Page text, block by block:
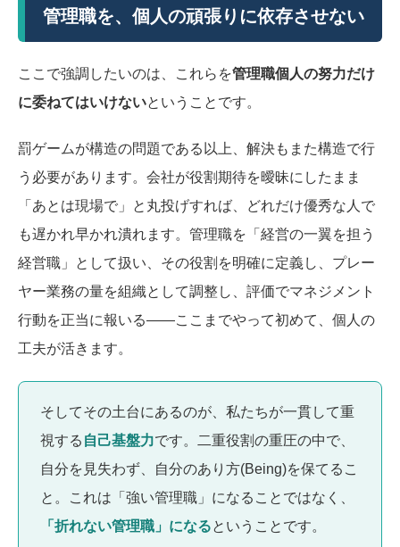
管理職を、個人の頑張りに依存させない
ここで強調したいのは、これらを管理職個人の努力だけ
に委ねてはいけないということです。
罰ゲームが構造の問題である以上、解決もまた構造で行
う必要があります。会社が役割期待を曖昧にしたまま
「あとは現場で」と丸投げすれば、どれだけ優秀な人で
も遅かれ早かれ潰れます。管理職を「経営の一翼を担う
経営職」として扱い、その役割を明確に定義し、プレー
ヤー業務の量を組織として調整し、評価でマネジメント
行動を正当に報いる――ここまでやって初めて、個人の
工夫が活きます。
そしてその土台にあるのが、私たちが一貫して重
視する 自己基盤力です。二重役割の重圧の中で、
自分を見失わず、自分のあり方(Being)を保てるこ
と。これは「強い管理職」になることではなく、
「折れない管理職」になるということです。